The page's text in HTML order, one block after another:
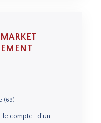
(69)
le compte d’un